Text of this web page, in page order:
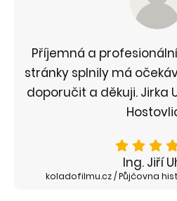
Příjemná a
stránky splnily má
doporučit a děkuji. Jirka
Ing. Jiří
koladofilmu.cz / Půjčovna